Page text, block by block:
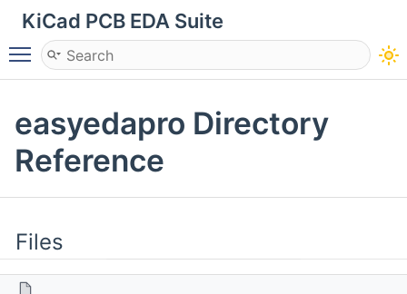
KiCad PCB EDA Suite
Toggle main menu visibility
easyedapro Directory
Reference
Files